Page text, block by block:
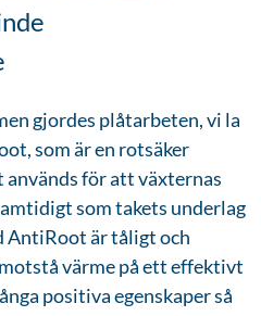
gjordes plåtarbeten, vi la
som är en rotsäker
för att växternas
som takets underlag
AntiRoot är tåligt och
värme på ett effektivt
positiva egenskaper så